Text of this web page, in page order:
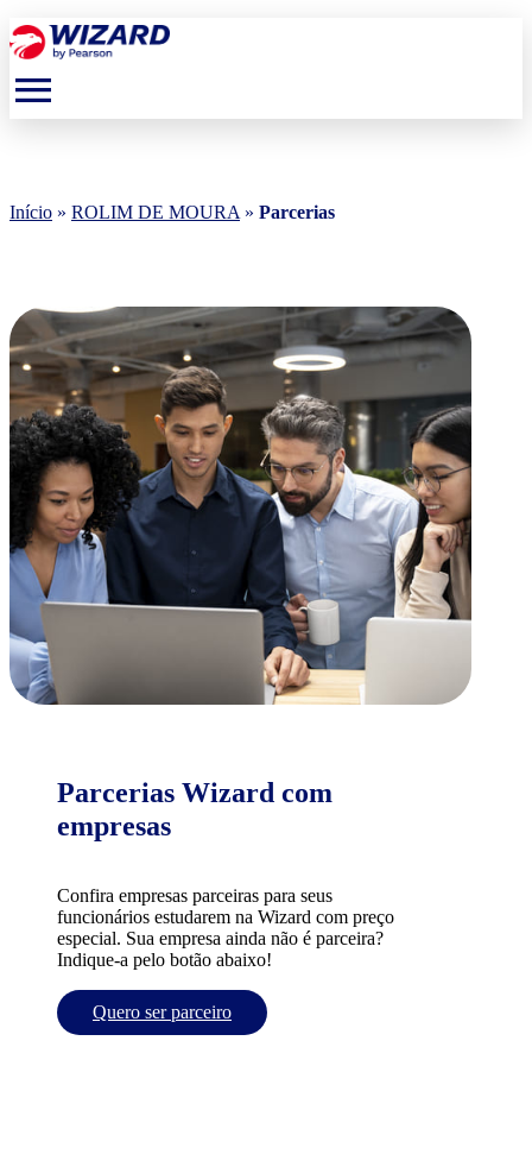
menu
Início » ROLIM DE MOURA » Parcerias
Parcerias Wizard com
empresas
Confira empresas parceiras para seus
funcionários estudarem na Wizard com preço
especial. Sua empresa ainda não é parceira?
Indique-a pelo botão abaixo!
Quero ser parceiro